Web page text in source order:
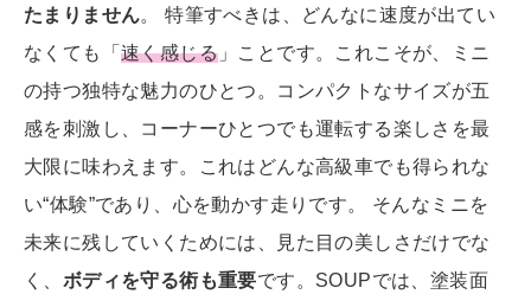
たまりません。 特筆すべきは、どんなに速度が出てい
なくても「 速く感じる 」ことです。これこそが、ミニ
の持つ独特な魅力のひとつ。コンパクトなサイズが五
感を刺激し、コーナーひとつでも運転する楽しさを最
大限に味わえます。これはどんな高級車でも得られな
い“体験”であり、心を動かす走りです。 そんなミニを
未来に残していくためには、見た目の美しさだけでな
く、 ボディを守る術も重要です。SOUPでは、塗装面